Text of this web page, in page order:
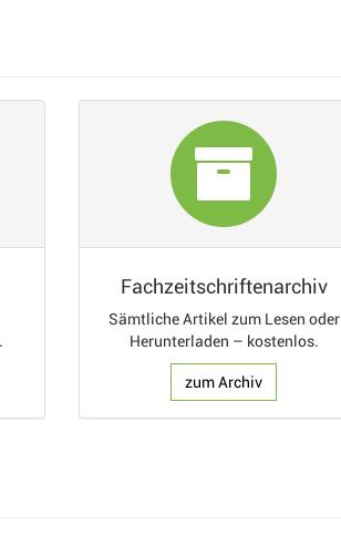
Fachzeitschriftenarchiv
Sämtliche Artikel zum Lesen oder
Herunterladen – kostenlos.
zum Archiv